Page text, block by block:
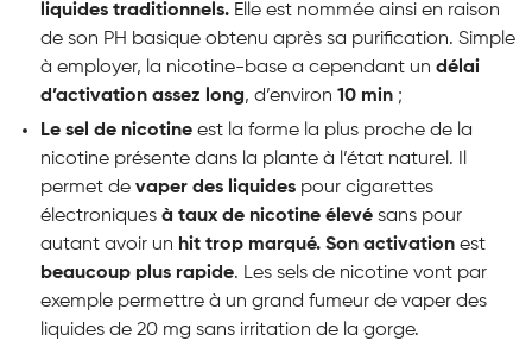
liquides traditionnels.Elle est nommée ainsi en raison
de son PH basique obtenu après sa purification. Simple
à employer, la nicotine-base a cependant un délai
d’activation assez long, d’environ 10 min;
Le sel de nicotineest la forme la plus proche de la
nicotine présente dans la plante à l’état naturel. Il
permet de vaper des liquidespour cigarettes
électroniques à taux de nicotine élevésans pour
autant avoir un hit trop marqué. Son activationest
beaucoup plus rapide. Les sels de nicotine vont par
exemple permettre à un grand fumeur de vaper des
liquides de 20 mg sans irritation de la gorge.